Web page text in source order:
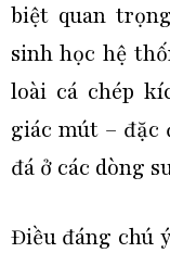
biệt quan
sinh học hệ
loài cá chép
giác mút – đặc
đá ở các dòng
Điều đáng chú